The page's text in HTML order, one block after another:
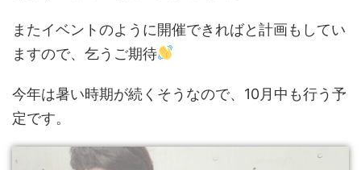
またイベントのように開催できればと計画もしてい
ますので、乞うご期待
今年は暑い時期が続くそうなので、10月中も行う予
定です。